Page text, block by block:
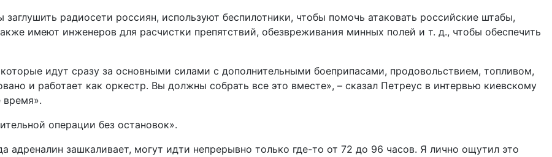
радиосети россиян, используют беспилотники, чтобы помочь атаковать российские штабы,
имеют инженеров для расчистки препятствий, обезвреживания минных полей и т. д., чтобы обеспечить
идут сразу за основными силами с дополнительными боеприпасами, продовольствием, топливом,
и работает как оркестр. Вы должны собрать все это вместе», – сказал Петреус в интервью киевскому
время».
операции без остановок».
адреналин зашкаливает, могут идти непрерывно только где-то от 72 до 96 часов. Я лично ощутил это